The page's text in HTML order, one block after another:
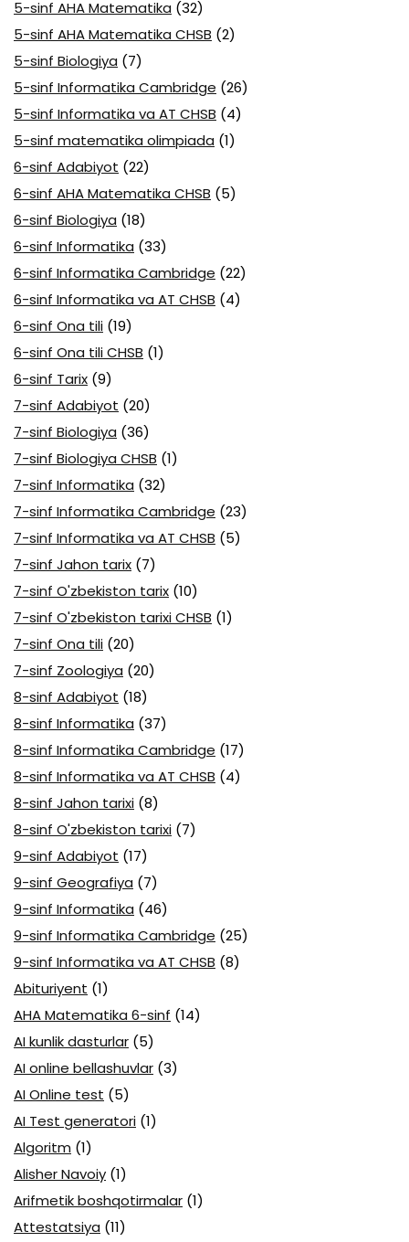
5-sinf AHA Matematika (32)
5-sinf AHA Matematika CHSB (2)
5-sinf Biologiya (7)
5-sinf Informatika Cambridge (26)
5-sinf Informatika va AT CHSB (4)
5-sinf matematika olimpiada (1)
6-sinf Adabiyot (22)
6-sinf AHA Matematika CHSB (5)
6-sinf Biologiya (18)
6-sinf Informatika (33)
6-sinf Informatika Cambridge (22)
6-sinf Informatika va AT CHSB (4)
6-sinf Ona tili (19)
6-sinf Ona tili CHSB (1)
6-sinf Tarix (9)
7-sinf Adabiyot (20)
7-sinf Biologiya (36)
7-sinf Biologiya CHSB (1)
7-sinf Informatika (32)
7-sinf Informatika Cambridge (23)
7-sinf Informatika va AT CHSB (5)
7-sinf Jahon tarix (7)
7-sinf O'zbekiston tarix (10)
7-sinf O'zbekiston tarixi CHSB (1)
7-sinf Ona tili (20)
7-sinf Zoologiya (20)
8-sinf Adabiyot (18)
8-sinf Informatika (37)
8-sinf Informatika Cambridge (17)
8-sinf Informatika va AT CHSB (4)
8-sinf Jahon tarixi (8)
8-sinf O'zbekiston tarixi (7)
9-sinf Adabiyot (17)
9-sinf Geografiya (7)
9-sinf Informatika (46)
9-sinf Informatika Cambridge (25)
9-sinf Informatika va AT CHSB (8)
Abituriyent (1)
AHA Matematika 6-sinf (14)
AI kunlik dasturlar (5)
AI online bellashuvlar (3)
AI Online test (5)
AI Test generatori (1)
Algoritm (1)
Alisher Navoiy (1)
Arifmetik boshqotirmalar (1)
Attestatsiya (11)